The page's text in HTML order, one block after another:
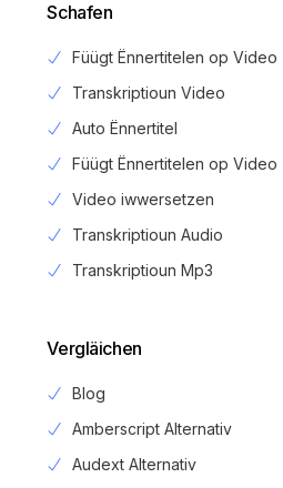
Schafen
Füügt Ënnertitelen op Video
Transkriptioun Video
Auto Ënnertitel
Füügt Ënnertitelen op Video
Video iwwersetzen
Transkriptioun Audio
Transkriptioun Mp3
Vergläichen
Blog
Amberscript Alternativ
Audext Alternativ